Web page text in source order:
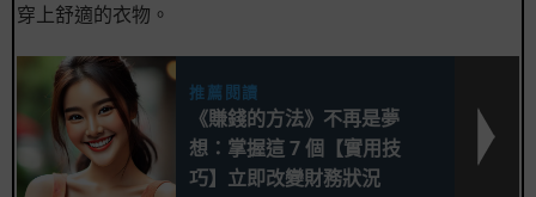
穿上舒適的衣物。
推薦閱讀
《賺錢的方法》不再是夢
想：掌握這 7 個【實用技
巧】立即改變財務狀況